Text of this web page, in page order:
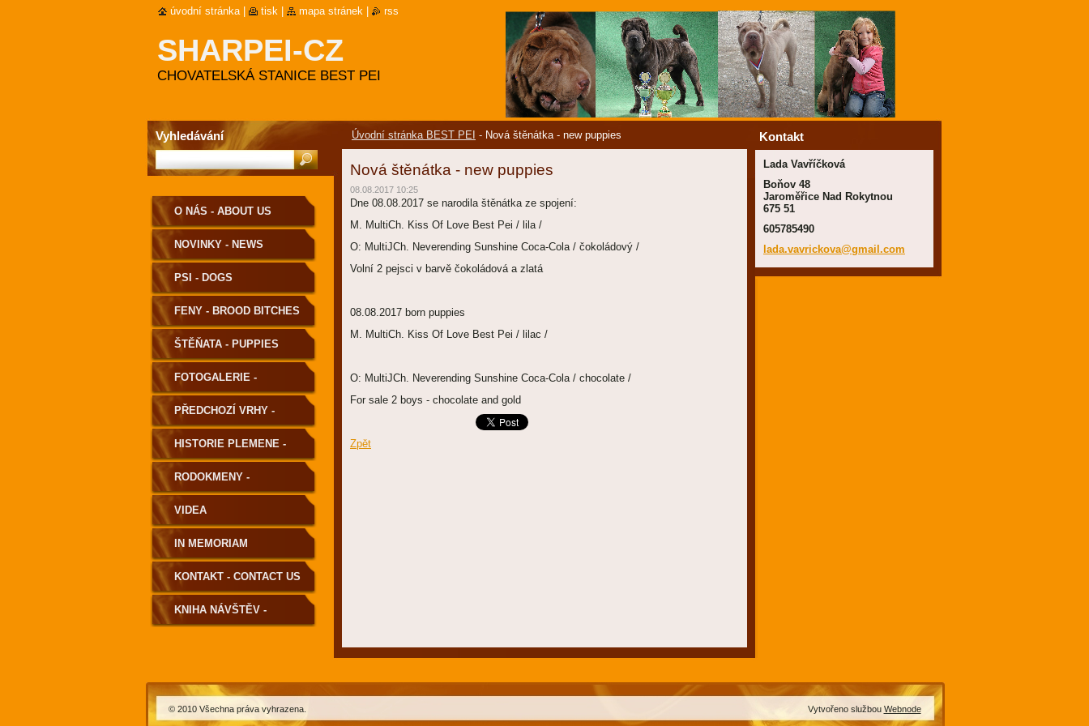
SHARPEI-CZ
CHOVATELSKÁ STANICE BEST PEI
Úvodní stránka BEST PEI - Nová štěnátka - new puppies
Nová štěnátka - new puppies
08.08.2017 10:25
Dne 08.08.2017 se narodila štěnátka ze spojení:
M. MultiCh. Kiss Of Love Best Pei / lila /
O: MultiJCh. Neverending Sunshine Coca-Cola / čokoládový /
Volní 2 pejsci v barvě čokoládová a zlatá
08.08.2017 born puppies
M. MultiCh. Kiss Of Love Best Pei / lilac /
O: MultiJCh. Neverending Sunshine Coca-Cola / chocolate /
For sale 2 boys - chocolate and gold
Zpět
O NÁS - ABOUT US
NOVINKY - NEWS
PSI - DOGS
FENY - BROOD BITCHES
ŠTĚŇATA - PUPPIES
FOTOGALERIE -
PHOTOGALLERY
PŘEDCHOZÍ VRHY -
PREVIOUS LITTERS
HISTORIE PLEMENE -
HISTORY OF THE BREED
RODOKMENY -
PEDIGREE
VIDEA
IN MEMORIAM
KONTAKT - CONTACT US
KNIHA NÁVŠTĚV -
Kontakt
Lada Vavříčková
Boňov 48
Jaroměřice Nad Rokytnou
675 51
605785490
lada.vavrickova@gmail.com
Vyhledávání
úvodní stránka tisk mapa stránek rss
© 2010 Všechna práva vyhrazena. Vytvořeno službou Webnode